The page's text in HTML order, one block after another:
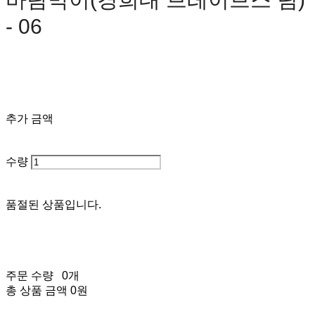
- 06
추가 금액
수량
품절된 상품입니다.
주문 수량
0개
총 상품 금액 0원